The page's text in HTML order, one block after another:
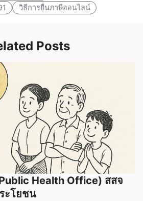
วิธีการยื่นภาษีออนไลน์
Posts
Health Office) สสจ
ะโยชน